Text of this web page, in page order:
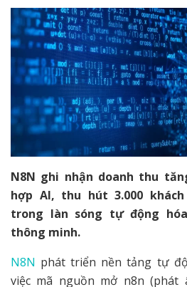
N8N ghi nhận doanh thu
hợp AI, thu hút 3.000
trong làn sóng tự động
thông minh.
N8N phát triển nền tảng tự
việc mã nguồn mở n8n (phát